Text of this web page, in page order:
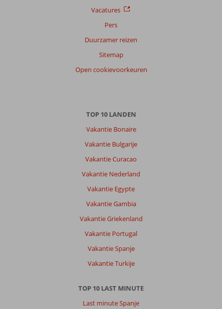
Vacatures
Pers
Duurzamer reizen
Sitemap
Open cookievoorkeuren
TOP 10 LANDEN
Vakantie Bonaire
Vakantie Bulgarije
Vakantie Curacao
Vakantie Nederland
Vakantie Egypte
Vakantie Gambia
Vakantie Griekenland
Vakantie Portugal
Vakantie Spanje
Vakantie Turkije
TOP 10 LAST MINUTE
Last minute Spanje